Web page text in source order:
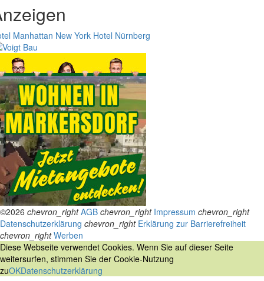
Manhattan New York Hotel Nürnberg
©2026 chevron_right AGB chevron_right Impressum chevron_right
Datenschutzerklärung chevron_right Erklärung zur Barrierefreiheit
chevron_right Werben
Diese Webseite verwendet Cookies. Wenn Sie auf dieser Seite
weitersurfen, stimmen Sie der Cookie-Nutzung
zuOKDatenschutzerklärung